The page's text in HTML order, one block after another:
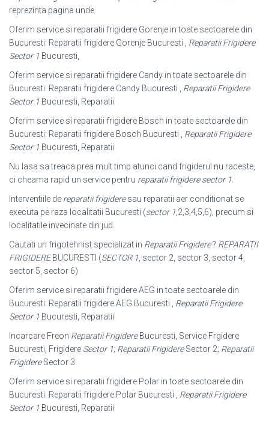
reprezinta pagina unde
Oferim service si reparatii frigidere Gorenje in toate sectoarele din
Bucuresti: Reparatii frigidere Gorenje Bucuresti , Reparatii Frigidere
Sector 1 Bucuresti,
Oferim service si reparatii frigidere Candy in toate sectoarele din
Bucuresti: Reparatii frigidere Candy Bucuresti , Reparatii Frigidere
Sector 1 Bucuresti, Reparatii
Oferim service si reparatii frigidere Bosch in toate sectoarele din
Bucuresti: Reparatii frigidere Bosch Bucuresti , Reparatii Frigidere
Sector 1 Bucuresti, Reparatii
Nu lasa sa treaca prea mult timp atunci cand frigiderul nu raceste,
ci cheama rapid un service pentru reparatii frigidere sector 1.
Interventiile de reparatii frigideresau reparatii aer conditionat se
executa pe raza localitatii Bucuresti (sector 1,2,3,4,5,6), precum si
localitatile invecinate din jud.
Cautati un frigotehnist specializat in Reparatii Frigidere? REPARATII
FRIGIDEREBUCURESTI (SECTOR 1, sector 2, sector 3, sector 4,
sector 5, sector 6)
Oferim service si reparatii frigidere AEG in toate sectoarele din
Bucuresti: Reparatii frigidere AEG Bucuresti , Reparatii Frigidere
Sector 1 Bucuresti, Reparatii
Incarcare Freon Reparatii FrigidereBucuresti, Service Frgidere
Bucuresti, Frigidere Sector 1; Reparatii FrigidereSector 2; Reparatii
FrigidereSector 3
Oferim service si reparatii frigidere Polar in toate sectoarele din
Bucuresti: Reparatii frigidere Polar Bucuresti , Reparatii Frigidere
Sector 1 Bucuresti, Reparatii